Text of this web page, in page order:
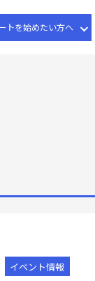
トを始めたい方へ
イベント情報